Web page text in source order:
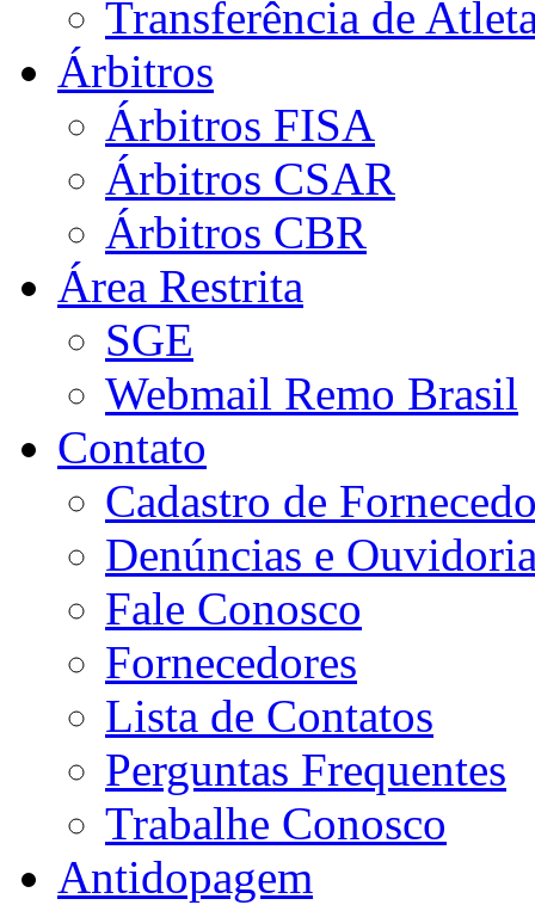
Transferência de
Árbitros
Árbitros FISA
Árbitros CSAR
Árbitros CBR
Área Restrita
SGE
Webmail Remo Brasil
Contato
Cadastro de
Denúncias e
Fale Conosco
Fornecedores
Lista de Contatos
Perguntas Frequentes
Trabalhe Conosco
Antidopagem